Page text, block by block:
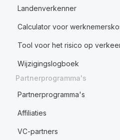
Landenverkenner
Calculator voor
Tool voor het risico op
Wijzigingslogboek
Partnerprogramma's
Partnerprogramma's
Affiliaties
VC-partners